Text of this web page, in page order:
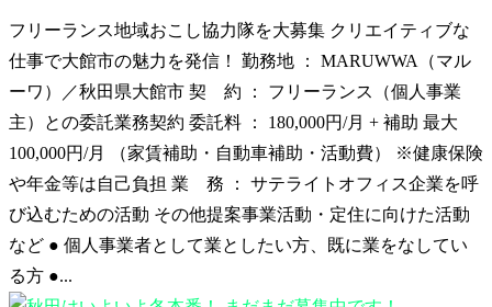
フリーランス地域おこし協力隊を大募集 クリエイティブな
仕事で大館市の魅力を発信！ 勤務地 ： MARUWWA（マル
ーワ）／秋田県大館市 契 約 ： フリーランス（個人事業
主）との委託業務契約 委託料 ： 180,000円/月 + 補助 最大
100,000円/月 （家賃補助・自動車補助・活動費） ※健康保険
や年金等は自己負担 業 務 ： サテライトオフィス企業を呼
び込むための活動 その他提案事業活動・定住に向けた活動
など ● 個人事業者として業としたい方、既に業をなしてい
る方 ●...